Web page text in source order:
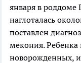
января в роддоме
наглоталась
поставлен
мекония. Ребенка
новорожденных,